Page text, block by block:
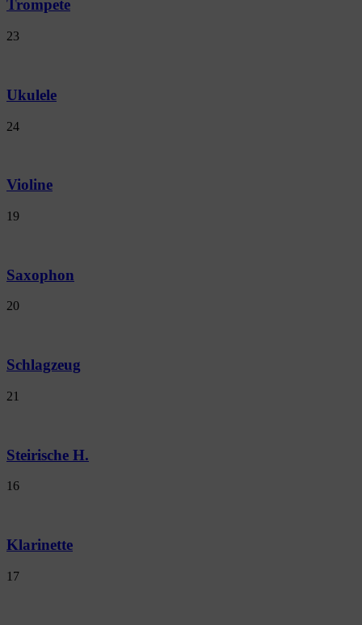
Trompete
23
Ukulele
24
Violine
19
Saxophon
20
Schlagzeug
21
Steirische H.
16
Klarinette
17